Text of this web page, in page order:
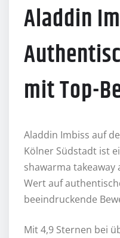
Aladdin
mit Top-
Aladdin Imbiss auf
Kölner Südstadt ist
shawarma
Wert auf
beeindruckende
Mit 4,9 Sternen bei